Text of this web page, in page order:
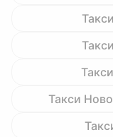
Такси